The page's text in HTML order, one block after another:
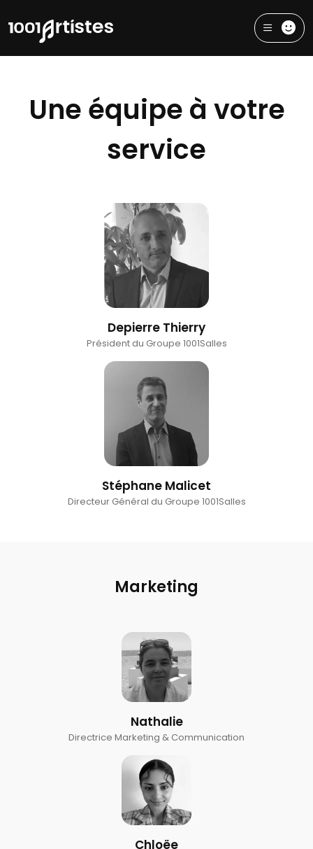
Une équipe à votre
service
Depierre Thierry
Président du Groupe 1001Salles
Stéphane Malicet
Directeur Général du Groupe 1001Salles
Marketing
Nathalie
Directrice Marketing & Communication
Chloëe